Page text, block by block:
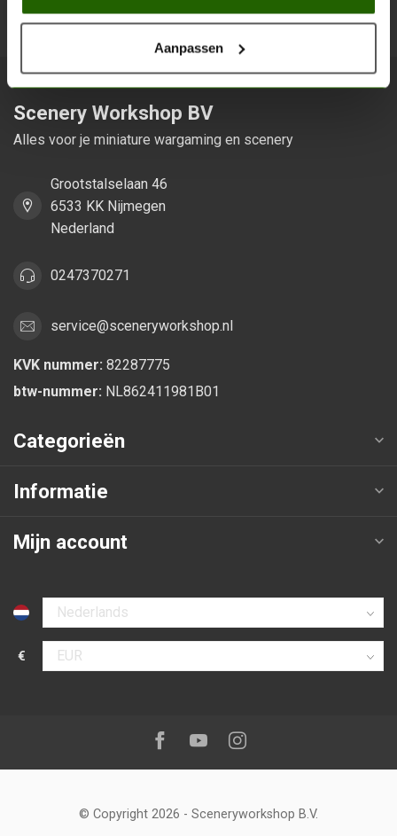
Aanpassen
Scenery Workshop BV
Alles voor je miniature wargaming en scenery
Grootstalselaan 46
6533 KK Nijmegen
Nederland
0247370271
service@sceneryworkshop.nl
KVK nummer: 82287775
btw-nummer: NL862411981B01
Categorieën
Informatie
Mijn account
Selecteer taal
€
Selecteer valuta
Volg ons op:Facebook
YoutubeInstagram
© Copyright 2026 - Sceneryworkshop B.V.